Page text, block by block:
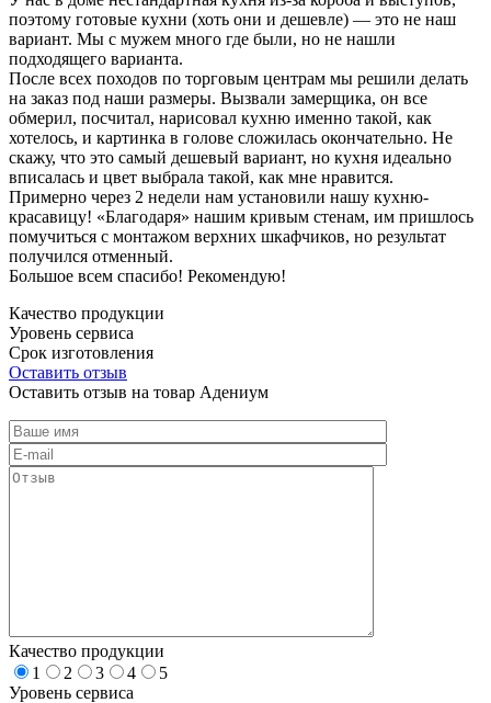
поэтому готовые кухни (хоть они и дешевле) — это не наш
вариант. Мы с мужем много где были, но не нашли
подходящего варианта.
После всех походов по торговым центрам мы решили делать
на заказ под наши размеры. Вызвали замерщика, он все
обмерил, посчитал, нарисовал кухню именно такой, как
хотелось, и картинка в голове сложилась окончательно. Не
скажу, что это самый дешевый вариант, но кухня идеально
вписалась и цвет выбрала такой, как мне нравится.
Примерно через 2 недели нам установили нашу кухню-
красавицу! «Благодаря» нашим кривым стенам, им пришлось
помучиться с монтажом верхних шкафчиков, но результат
получился отменный.
Большое всем спасибо! Рекомендую!
Качество продукции
Уровень сервиса
Срок изготовления
Оставить отзыв
Оставить отзыв на товар Адениум
Качество продукции
1
2 3 4
5
Уровень сервиса